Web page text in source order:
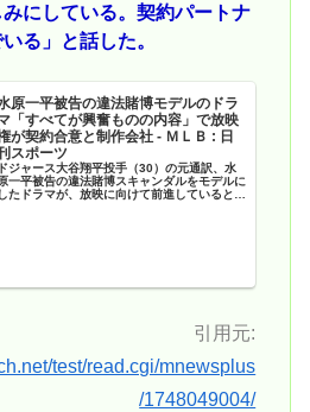
にしている。契約パートナ
る」と話した。
原一平被告の違法賭博モデルのドラ
「すべてが興奮ものの内容」で放映
が契約合意と制作会社 - ＭＬＢ : 日
スポーツ
ドジャース大谷翔平投手（30）の元通訳、水
一平被告の違法賭博スキャンダルをモデルに
したドラマが、放映に向けて前進していると、
引用元:
test/read.cgi/mnewsplus
/1748049004/